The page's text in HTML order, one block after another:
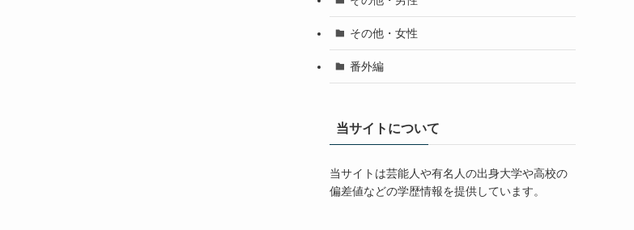
その他・女性
番外編
当サイトについて
当サイトは芸能人や有名人の出身大学や高校の
偏差値などの学歴情報を提供しています。